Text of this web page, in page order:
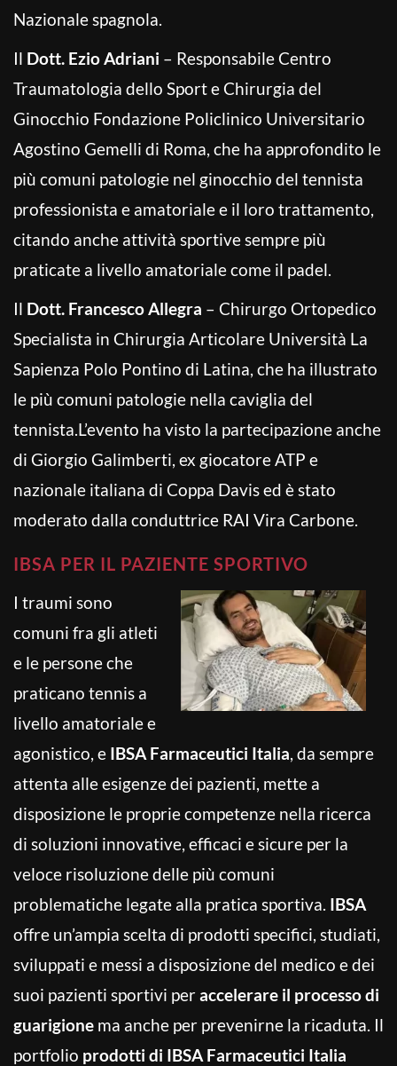
Nazionale spagnola.
Il Dott. Ezio Adriani – Responsabile Centro
Traumatologia dello Sport e Chirurgia del
Ginocchio Fondazione Policlinico Universitario
Agostino Gemelli di Roma, che ha approfondito le
più comuni patologie nel ginocchio del tennista
professionista e amatoriale e il loro trattamento,
citando anche attività sportive sempre più
praticate a livello amatoriale come il padel.
Il Dott. Francesco Allegra – Chirurgo Ortopedico
Specialista in Chirurgia Articolare Università La
Sapienza Polo Pontino di Latina, che ha illustrato
le più comuni patologie nella caviglia del
tennista.L’evento ha visto la partecipazione anche
di Giorgio Galimberti, ex giocatore ATP e
nazionale italiana di Coppa Davis ed è stato
moderato dalla conduttrice RAI Vira Carbone.
IBSA PER IL PAZIENTE SPORTIVO
I traumi sono
comuni fra gli atleti
e le persone che
praticano tennis a
livello amatoriale e
agonistico, e IBSA Farmaceutici Italia, da sempre
attenta alle esigenze dei pazienti, mette a
disposizione le proprie competenze nella ricerca
di soluzioni innovative, efficaci e sicure per la
veloce risoluzione delle più comuni
problematiche legate alla pratica sportiva. IBSA
offre un’ampia scelta di prodotti specifici, studiati,
sviluppati e messi a disposizione del medico e dei
suoi pazienti sportivi peraccelerare il processo di
guarigione ma anche per prevenirne la ricaduta. Il
portfolio prodotti di IBSA Farmaceutici Italia